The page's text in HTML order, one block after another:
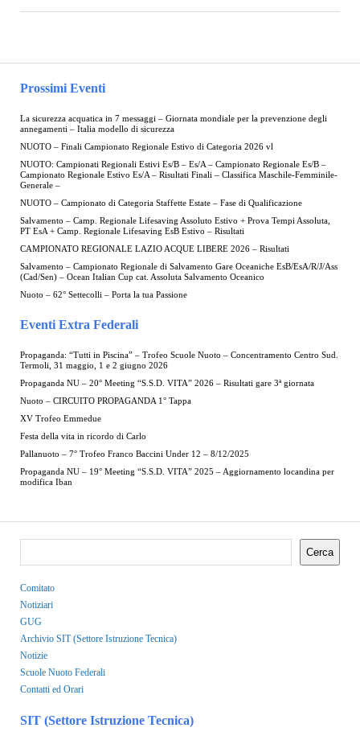
Prossimi Eventi
La sicurezza acquatica in 7 messaggi – Giornata mondiale per la prevenzione degli
annegamenti – Italia modello di sicurezza
NUOTO – Finali Campionato Regionale Estivo di Categoria 2026 vl
NUOTO: Campionati Regionali Estivi Es/B – Es/A – Campionato Regionale Es/B –
Campionato Regionale Estivo Es/A – Risultati Finali – Classifica Maschile-Femminile-
Generale –
NUOTO – Campionato di Categoria Staffette Estate – Fase di Qualificazione
Salvamento – Camp. Regionale Lifesaving Assoluto Estivo + Prova Tempi Assoluta,
PT EsA + Camp. Regionale Lifesaving EsB Estivo – Risultati
CAMPIONATO REGIONALE LAZIO ACQUE LIBERE 2026 – Risultati
Salvamento – Campionato Regionale di Salvamento Gare Oceaniche EsB/EsA/R/J/Ass
(Cad/Sen) – Ocean Italian Cup cat. Assoluta Salvamento Oceanico
Nuoto – 62° Settecolli – Porta la tua Passione
Eventi Extra Federali
Propaganda: “Tutti in Piscina” – Trofeo Scuole Nuoto – Concentramento Centro Sud.
Termoli, 31 maggio, 1 e 2 giugno 2026
Propaganda NU – 20° Meeting “S.S.D. VITA” 2026 – Risultati gare 3ª giornata
Nuoto – CIRCUITO PROPAGANDA 1° Tappa
XV Trofeo Emmedue
Festa della vita in ricordo di Carlo
Pallanuoto – 7° Trofeo Franco Baccini Under 12 – 8/12/2025
Propaganda NU – 19° Meeting “S.S.D. VITA” 2025 – Aggiornamento locandina per
modifica Iban
Cerca
Comitato
Notiziari
GUG
Archivio SIT (Settore Istruzione Tecnica)
Notizie
Scuole Nuoto Federali
Contatti ed Orari
SIT (Settore Istruzione Tecnica)